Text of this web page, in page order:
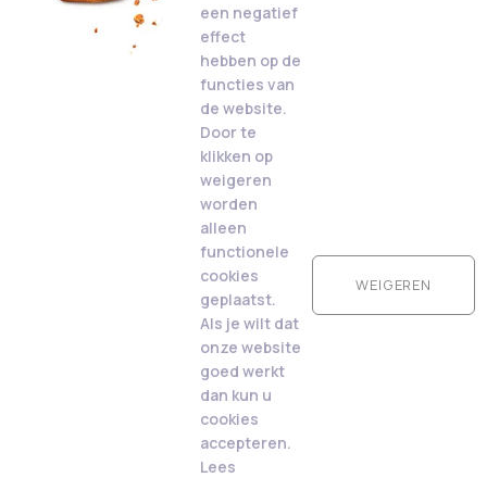
een negatief
effect
hebben op de
functies van
de website.
Door te
klikken op
weigeren
worden
alleen
functionele
cookies
geplaatst.
Als je wilt dat
onze website
goed werkt
dan kun u
cookies
accepteren.
Lees
WEIGEREN